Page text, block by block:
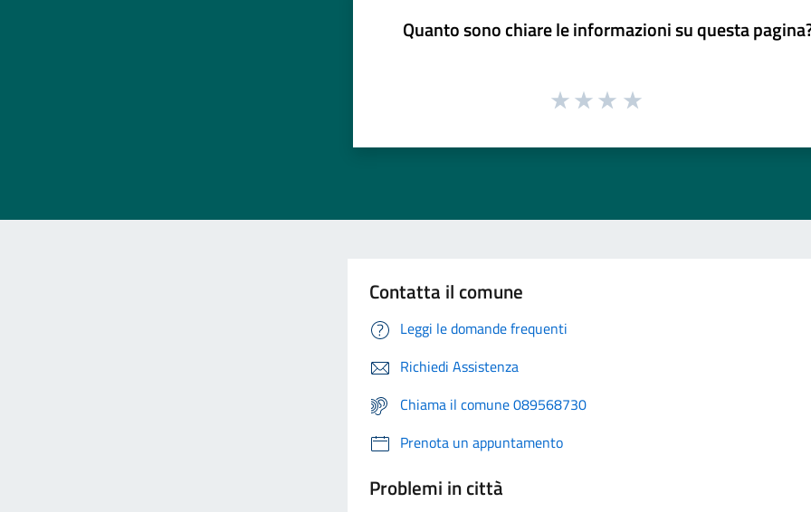
Quanto sono chiare le informazioni su questa
Contatta il comune
Leggi le domande frequenti
Richiedi Assistenza
Chiama il comune 089568730
Prenota un appuntamento
Problemi in città